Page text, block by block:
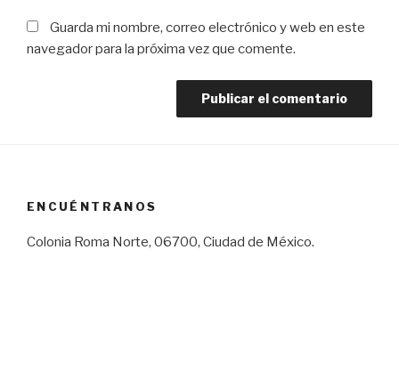
Guarda mi nombre, correo electrónico y web en este
navegador para la próxima vez que comente.
ENCUÉNTRANOS
Colonia Roma Norte, 06700, Ciudad de México.